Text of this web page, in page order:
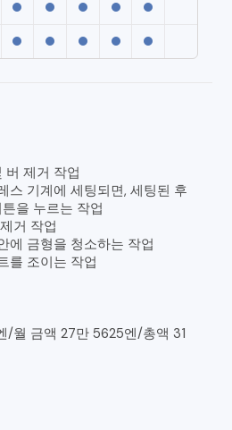
버 제거 작업
스 기계에 세팅되면, 세팅된 후
을 누르는 작업
거 작업
에 금형을 청소하는 작업
를 조이는 작업
/월 금액 27만 5625엔/총액 31